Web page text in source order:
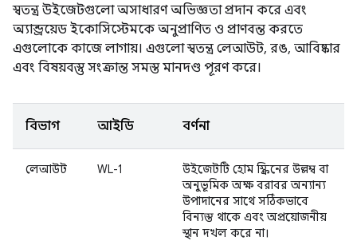
স্বতন্ত্র উইজেটগুলো অসাধারণ অভিজ্ঞতা প্রদান করে এবং
অ্যান্ড্রয়েড ইকোসিস্টেমকে অনুপ্রাণিত ও প্রাণবন্ত করতে
এগুলোকে কাজে লাগায়। এগুলো স্বতন্ত্র লেআউট, রঙ, আবিষ্কার
এবং বিষয়বস্তু সংক্রান্ত সমস্ত মানদণ্ড পূরণ করে।
বিভাগ আইডি বর্ণনা
লেআউট WL-1
উইজেটটি হোম স্ক্রিনের উল্লম্ব বা
অনুভূমিক অক্ষ বরাবর অন্যান্য
উপাদানের সাথে সঠিকভাবে
বিন্যস্ত থাকে এবং অপ্রয়োজনীয়
স্থান দখল করে না।